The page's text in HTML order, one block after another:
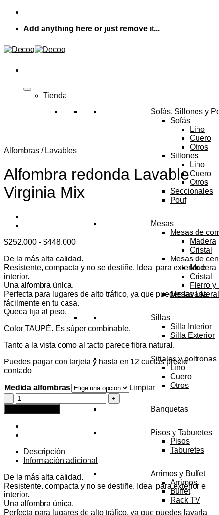
Skip
contentAdd anything here or just remove it...
Tienda
Sofás, Sillones y
Sofás
Lino
Cuero
Otros
Sillones
Lino
Cuero
Otros
Seccionales
Pouf
Mesas
Mesas de
Madera
Cristal
Mesas de
Madera
Cristal
Fierro y
Mesas
Sillas
Silla Interior
Silla Exterior
Sitiales y poltronas
Lino
Cuero
Otros
Banquetas
Pisos y Taburetes
Pisos
Taburetes
Arrimos y Buffet
Arrimos
Buffet
Rack TV
Alfombras / Lavables
Alfombra redonda Lavable
Virginia Mix
$252.000 - $448.000Rango
precios:
desde
$448.000
De la más alta calidad.
Resistente, compacta y no se destiñe. Ideal para exterior e
interior.
Una alfombra única.
Perfecta para lugares de alto tráfico, ya que puedes lavarla
fácilmente en tu casa.
Queda fija al piso.
Color TAUPÉ. Es súper combinable.
Tanto a la vista como al tacto parece fibra natural.
Puedes pagar con tarjeta y hasta en 12 cuotas precio
contado
Medida alfombras
Limpiar
Alfombra
redonda
Lavable
Virginia
Mix
Descripción
Información adicional
De la más alta calidad.
Resistente, compacta y no se destiñe. Ideal para exterior e
interior.
Una alfombra única.
Perfecta para lugares de alto tráfico, ya que puedes lavarla